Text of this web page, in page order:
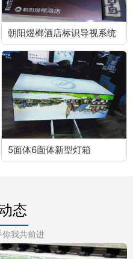
朝阳煜榔酒店标识导视系统
5面体6面体新型灯箱
态
我共前进